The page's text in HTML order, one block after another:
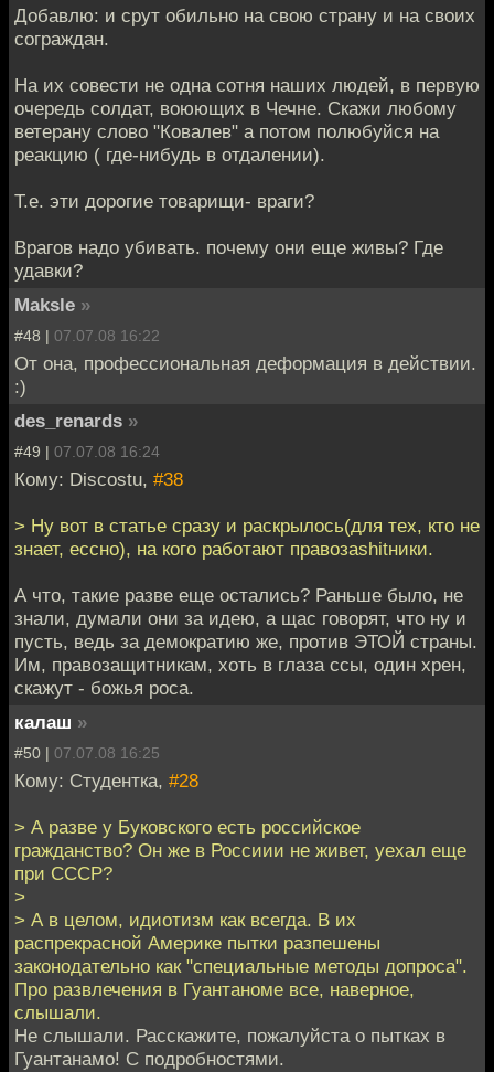
Добавлю: и срут обильно на свою страну и на своих
сограждан.
На их совести не одна сотня наших людей, в первую
очередь солдат, воюющих в Чечне. Скажи любому
ветерану слово "Ковалев" а потом полюбуйся на
реакцию ( где-нибудь в отдалении).
Т.е. эти дорогие товарищи- враги?
Врагов надо убивать. почему они еще живы? Где
удавки?
Maksle »
#48 | 07.07.08 16:22
От она, профессиональная деформация в действии.
:)
des_renards »
#49 | 07.07.08 16:24
Кому: Discostu, #38
> Ну вот в статье сразу и раскрылось(для тех, кто не
знает, ессно), на кого работают правозаshitники.
А что, такие разве еще остались? Раньше было, не
знали, думали они за идею, а щас говорят, что ну и
пусть, ведь за демократию же, против ЭТОЙ страны.
Им, правозащитникам, хоть в глаза ссы, один хрен,
скажут - божья роса.
калаш »
#50 | 07.07.08 16:25
Кому: Студентка, #28
> А разве у Буковского есть российское
гражданство? Он же в Россиии не живет, уехал еще
при СССР?
>
> А в целом, идиотизм как всегда. В их
распрекрасной Америке пытки разпешены
законодательно как "специальные методы допроса".
Про развлечения в Гуантаноме все, наверное,
слышали.
Не слышали. Расскажите, пожалуйста о пытках в
Гуантанамо! С подробностями.